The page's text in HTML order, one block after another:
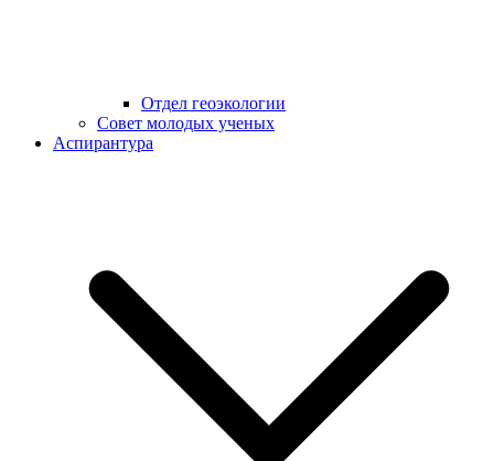
Отдел геоэкологии
Совет молодых ученых
Аспирантура